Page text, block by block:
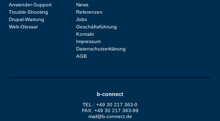
Anwender-Support
Trouble-Shooting
Drupal-Wartung
Web-Glossar
News
Referenzen
Jobs
Geschäftsführung
Kontakt
Impressum
Datenschutzerklärung
AGB
b-connect
TEL.: +49 30 217 363-0
FAX: +49 30 217 363-99
mail@b-connect.de